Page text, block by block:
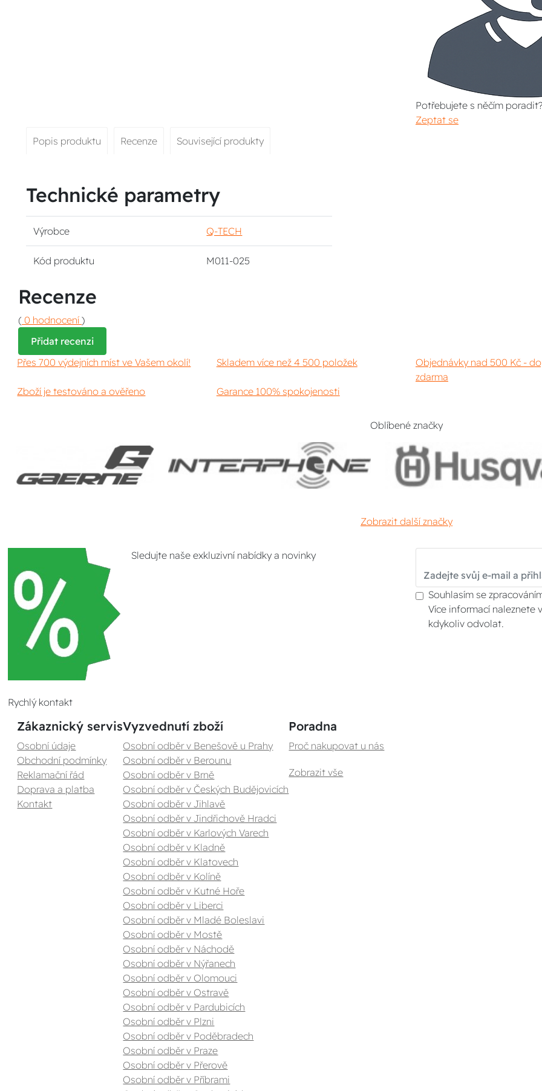
Potřebujete s něčím poradit?
Zeptat se
Popis produktu
Recenze Související produkty
Technické parametry
Výrobce Q-TECH
Kód produktu M011-025
Recenze
( 0 hodnocení )
Přidat recenzi
Přes 700 výdejních míst ve Vašem okolí!
Skladem více než 4 500 položek
Objednávky nad 500 Kč -
zdarma
Zboží je testováno a ověřeno
Garance 100% spokojenosti
Oblíbené značky
Zobrazit další značky
Sledujte naše exkluzivní nabídky a novinky
Souhlasím se
Více informací naleznete
kdykoliv odvolat.
Rychlý kontakt
Zákaznický servis
Osobní údaje
Obchodní podmínky
Reklamační řád
Doprava a platba
Kontakt
Vyzvednutí zboží
Osobní odběr v Benešově u Prahy
Osobní odběr v Berounu
Osobní odběr v Brně
Osobní odběr v Českých Budějovicích
Osobní odběr v Jihlavě
Osobní odběr v Jindřichově Hradci
Osobní odběr v Karlových Varech
Osobní odběr v Kladně
Osobní odběr v Klatovech
Osobní odběr v Kolíně
Osobní odběr v Kutné Hoře
Osobní odběr v Liberci
Osobní odběr v Mladé Boleslavi
Osobní odběr v Mostě
Osobní odběr v Náchodě
Osobní odběr v Nýřanech
Osobní odběr v Olomouci
Osobní odběr v Ostravě
Osobní odběr v Pardubicích
Osobní odběr v Plzni
Osobní odběr v Poděbradech
Osobní odběr v Praze
Osobní odběr v Přerově
Osobní odběr v Příbrami
Poradna
Proč nakupovat u nás
Zobrazit vše